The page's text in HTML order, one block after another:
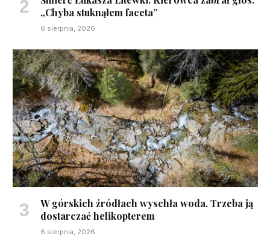
„Chyba stuknąłem faceta”
6 sierpnia, 2026
W górskich źródłach wyschła woda. Trzeba ją
dostarczać helikopterem
6 sierpnia, 2026